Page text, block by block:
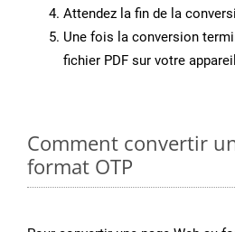
Attendez la fin de la
Une fois la conversion
fichier PDF sur votre
Comment convertir
format OTP